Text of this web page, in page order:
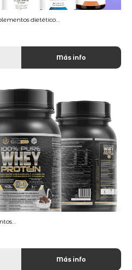
dietético...
Más info
Más info